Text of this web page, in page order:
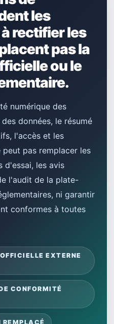
les
rectifier les
pas la
ou le
numérique des
données, le résumé
l'accès et les
pas remplacer les
d'essai, les avis
l'audit de la plate-
ni garantir
conformes à toutes
EXTERNE
CONFORMITÉ
REMPLACÉ